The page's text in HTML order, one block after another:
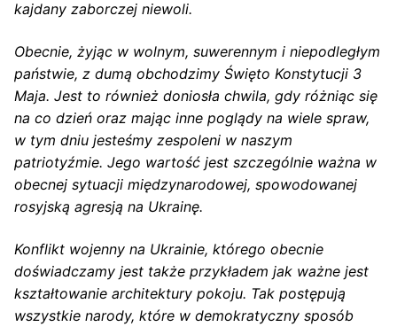
kajdany zaborczej niewoli.
Obecnie, żyjąc w wolnym, suwerennym i niepodległym
państwie, z dumą obchodzimy Święto Konstytucji 3
Maja. Jest to również doniosła chwila, gdy różniąc się
na co dzień oraz mając inne poglądy na wiele spraw,
w tym dniu jesteśmy zespoleni w naszym
patriotyźmie. Jego wartość jest szczególnie ważna w
obecnej sytuacji międzynarodowej, spowodowanej
rosyjską agresją na Ukrainę.
Konflikt wojenny na Ukrainie, którego obecnie
doświadczamy jest także przykładem jak ważne jest
kształtowanie architektury pokoju. Tak postępują
wszystkie narody, które w demokratyczny sposób